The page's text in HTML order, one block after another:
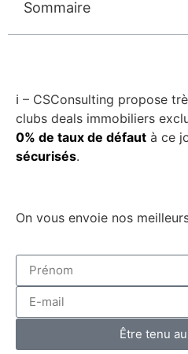
Sommaire
ℹ️ – CSConsulting propose
clubs deals immobiliers
0% de taux de défaut à ce
sécurisés.
On vous envoie nos
Être tenu